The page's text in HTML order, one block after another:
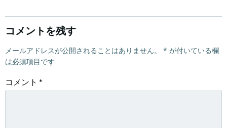
ナ
ビ
ゲ
ー
ナ
ゲ
コメントを残す
メールアドレスが公開されることはありません。 * が付いている欄
は必須項目です
コメント *